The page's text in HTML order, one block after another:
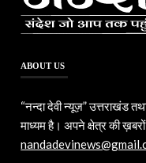
ABOUT US
“नन्दा देवी न्यूज़” उत्तराखंड
माध्यम है। अपने क्षेत्र की